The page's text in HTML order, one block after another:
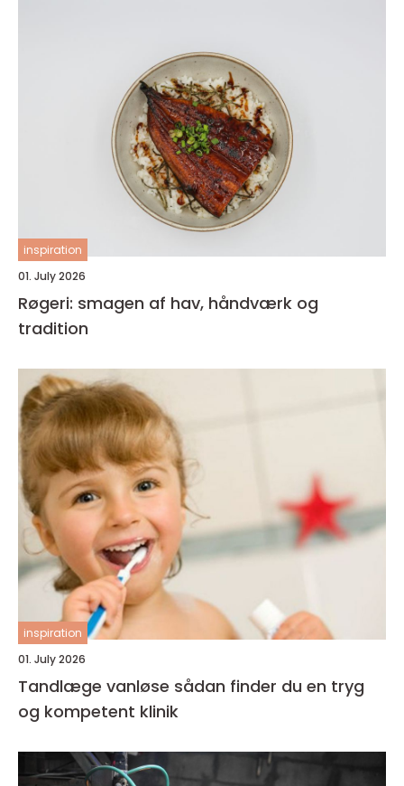
inspiration
01. July 2026
Røgeri: smagen af hav, håndværk og
tradition
inspiration
01. July 2026
Tandlæge vanløse sådan finder du en tryg
og kompetent klinik